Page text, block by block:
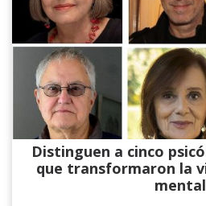
Distinguen a cinco
que transformaron la
mental